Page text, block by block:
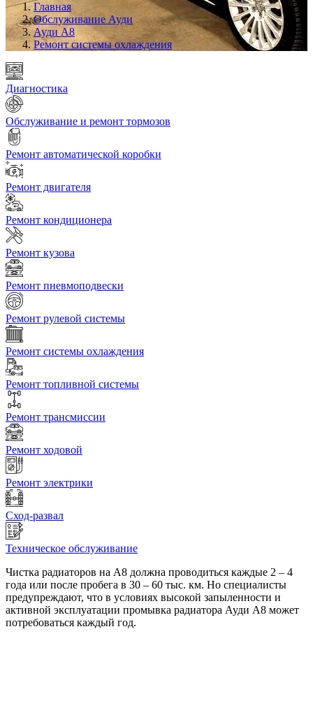
Главная
Обслуживание Ауди
Ауди А8
Ремонт системы охлаждения
Диагностика
Обслуживание и ремонт тормозов
Ремонт автоматической коробки
Ремонт двигателя
Ремонт кондиционера
Ремонт кузова
Ремонт пневмоподвески
Ремонт рулевой системы
Ремонт системы охлаждения
Ремонт топливной системы
Ремонт трансмиссии
Ремонт ходовой
Ремонт электрики
Сход-развал
Техническое обслуживание
Чистка радиаторов на A8 должна проводиться каждые 2 – 4
года или после пробега в 30 – 60 тыс. км. Но специалисты
предупреждают, что в условиях высокой запыленности и
активной эксплуатации промывка радиатора Ауди А8 может
потребоваться каждый год.